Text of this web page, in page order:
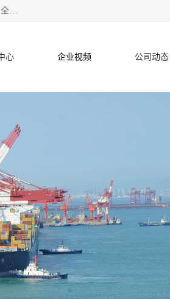
深圳市子扬国际物流有限公司专注深圳保税区转厂,保税区退运返修,转厂出口退税,坪山保税区转厂费用,保税一日游综合服务,全程托管，公司是严格按照“专业化定位、综合化经营、差异化发展”的经营思路建立的现代第三方物流，在通关业务、保税区仓储、退运返修、供应链金融方面具有较强的竞争优势。公司秉承“高效专业、服务客户、创新发展”的经营理念，已发展成为国内外知名企业的战略合作商。
心 企业视频 公司动态